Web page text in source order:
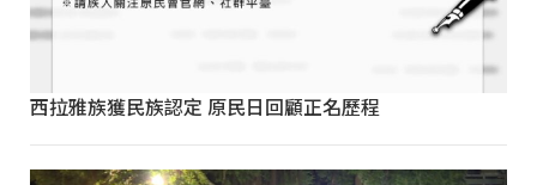
西拉雅族獲民族認定 原民日回顧正名歷程